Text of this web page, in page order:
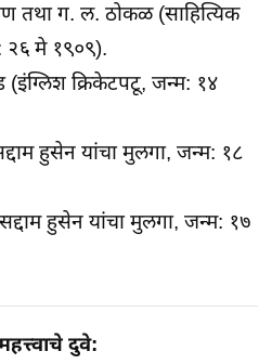
तथा ग. ल. ठोकळ (साहित्यिक
मे १९०९).
(इंग्लिश क्रिकेटपटू, जन्म: १४
हुसेन यांचा मुलगा, जन्म: १८
हुसेन यांचा मुलगा, जन्म: १७
दुवे: